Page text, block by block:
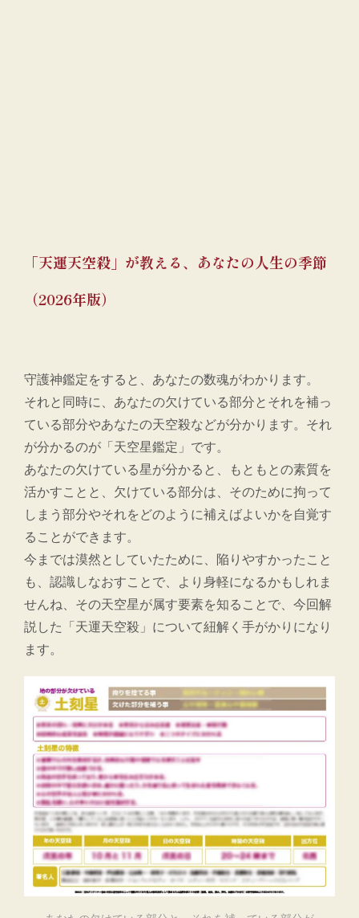
「天運天空殺」が教える、あなたの人生の季節
（2026年版）
守護神鑑定をすると、あなたの数魂がわかります。
それと同時に、あなたの欠けている部分とそれを補っ
ている部分やあなたの天空殺などが分かります。それ
が分かるのが「天空星鑑定」です。
あなたの欠けている星が分かると、もともとの素質を
活かすことと、欠けている部分は、そのために拘って
しまう部分やそれをどのように補えばよいかを自覚す
ることができます。
今までは漠然としていたために、陥りやすかったこと
も、認識しなおすことで、より身軽になるかもしれま
せんね、その天空星が属す要素を知ることで、今回解
説した「天運天空殺」について紐解く手がかりになり
ます。